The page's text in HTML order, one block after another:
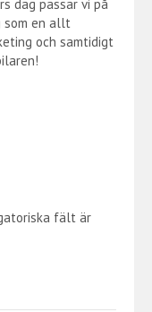
dag passar vi på
som en allt
och samtidigt
fält är